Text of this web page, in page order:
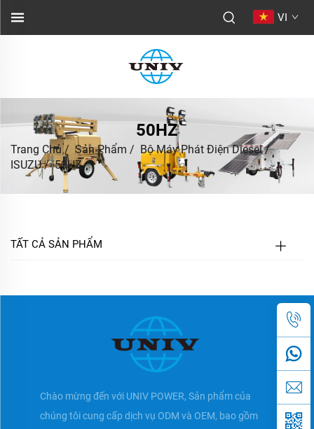
VI
50HZ
Trang Chủ/ Sản Phẩm / Bộ Máy Phát Điện Diesel/
ISUZU/50HZ
TẤT CẢ SẢN PHẨM
Chào mừng đến với UNIV POWER, Sản phẩm của
chúng tôi cung cấp dịch vụ ODM và OEM, bao gồm